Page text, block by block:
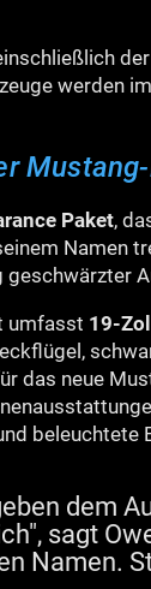
werden
Paket,
Namen
geschwärzter
umfasst 19-
das neue
beleuchtete
dem
sagt
Namen.